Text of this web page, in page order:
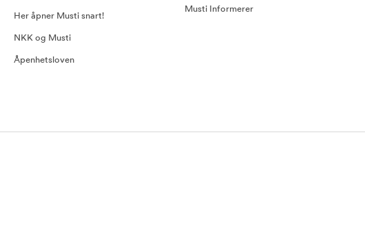
Her åpner Musti snart!
NKK og Musti
Åpenhetsloven
Musti Informerer